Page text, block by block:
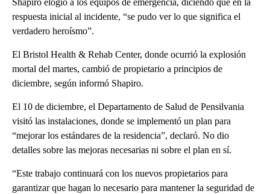
Shapiro elogió a los equipos de emergencia, diciendo que en la
respuesta inicial al incidente, “se pudo ver lo que significa el
verdadero heroísmo”.
El Bristol Health & Rehab Center, donde ocurrió la explosión
mortal del martes, cambió de propietario a principios de
diciembre, según informó Shapiro.
El 10 de diciembre, el Departamento de Salud de Pensilvania
visitó las instalaciones, donde se implementó un plan para
“mejorar los estándares de la residencia”, declaró. No dio
detalles sobre las mejoras necesarias ni sobre el plan en sí.
“Este trabajo continuará con los nuevos propietarios para
garantizar que hagan lo necesario para mantener la seguridad de